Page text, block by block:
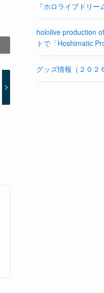
『ホロライブドリー
hololive production
トで「Hoshimatic
グッズ情報（２０２